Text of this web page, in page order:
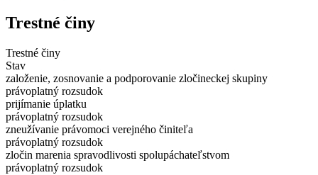
Trestné činy
Trestné činy
Stav
založenie, zosnovanie a podporovanie zločineckej skupiny
právoplatný rozsudok
prijímanie úplatku
právoplatný rozsudok
zneužívanie právomoci verejného činiteľa
právoplatný rozsudok
zločin marenia spravodlivosti spolupáchateľstvom
právoplatný rozsudok